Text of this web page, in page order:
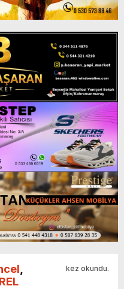
kez okundu.